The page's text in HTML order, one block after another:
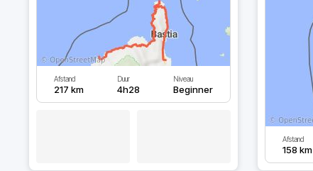
Afstand
217 km
Duur
4h28
Niveau
Beginner
Afstand
158 km